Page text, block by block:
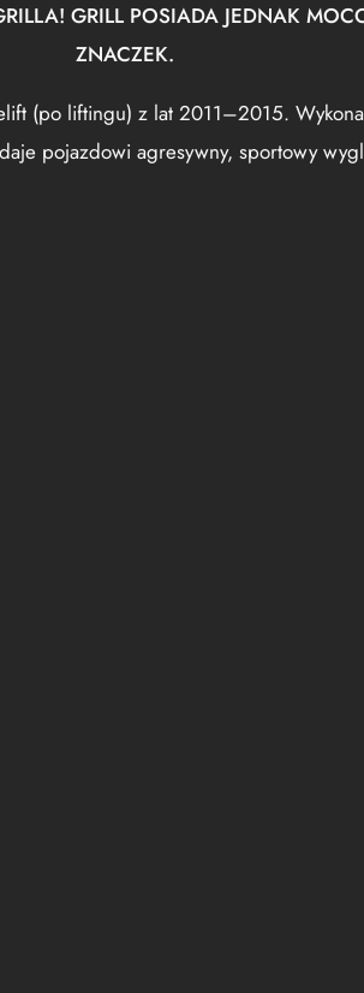
GRILL POSIADA JEDNAK
ZNACZEK.
(po liftingu) z lat 2011–2015.
pojazdowi agresywny, sportowy